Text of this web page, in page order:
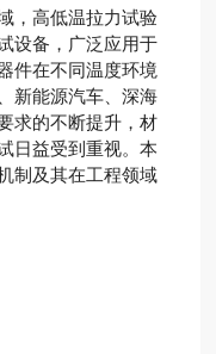
高低温拉力试验
设备，广泛应用于
件在不同温度环境
新能源汽车、深海
求的不断提升，材
日益受到重视。本
制及其在工程领域